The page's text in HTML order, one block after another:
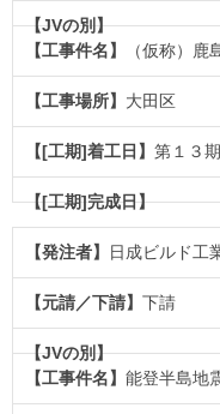
（仮称）
大田区
第１３
日成ビルド工
下請
能登半島地